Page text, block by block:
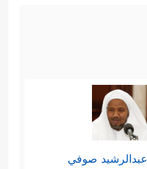
عبدالرشيد صوفي